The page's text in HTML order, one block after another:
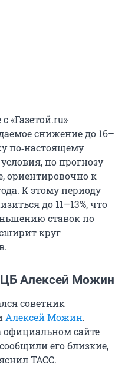
«Газетой.ru»
снижение до 16–
по‑настоящему
по прогнозу
ориентировочно к
К этому периоду
до 11–13%, что
ставок по
круг
Алексей Можин
советник
Алексей Можин.
официальном сайте
его близкие,
ТАСС.